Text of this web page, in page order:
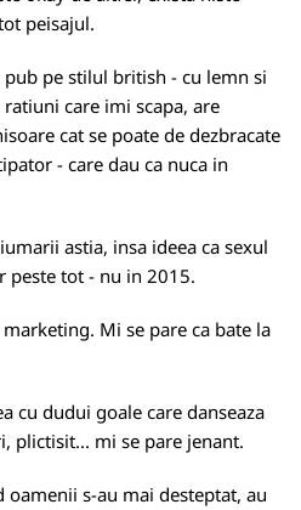
peisajul.
pe stilul british - cu lemn si
care imi scapa, are
cat se poate de dezbracate
- care dau ca nuca in
astia, insa ideea ca sexul
peste tot - nu in 2015.
Mi se pare ca bate la
cu dudui goale care danseaza
plictisit... mi se pare jenant.
oamenii s-au mai desteptat, au